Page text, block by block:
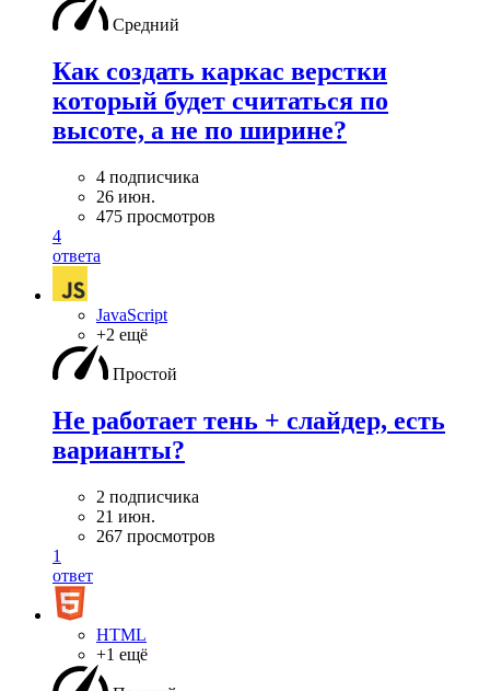
Средний
Как создать каркас верстки
который будет считаться по
высоте, а не по ширине?
4 подписчика
26 июн.
475 просмотров
4
ответа
JavaScript
+2 ещё
Простой
Не работает тень + слайдер, есть
варианты?
2 подписчика
21 июн.
267 просмотров
1
ответ
HTML
+1 ещё